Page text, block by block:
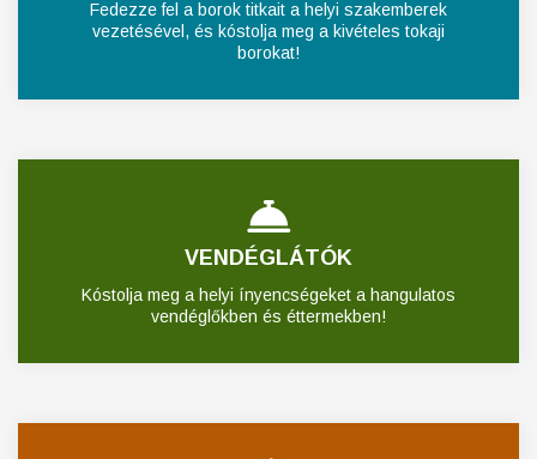
Fedezze fel a borok titkait a helyi szakemberek
vezetésével, és kóstolja meg a kivételes tokaji
borokat!
VENDÉGLÁTÓK
Kóstolja meg a helyi ínyencségeket a hangulatos
vendéglőkben és éttermekben!